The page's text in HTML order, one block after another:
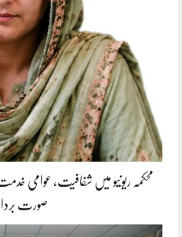
محکمہ ریونیو میں شفافیت، عوامی
صورت